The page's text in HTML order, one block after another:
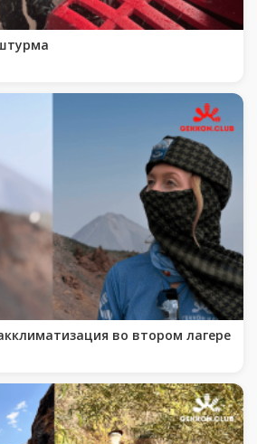
во втором лагере